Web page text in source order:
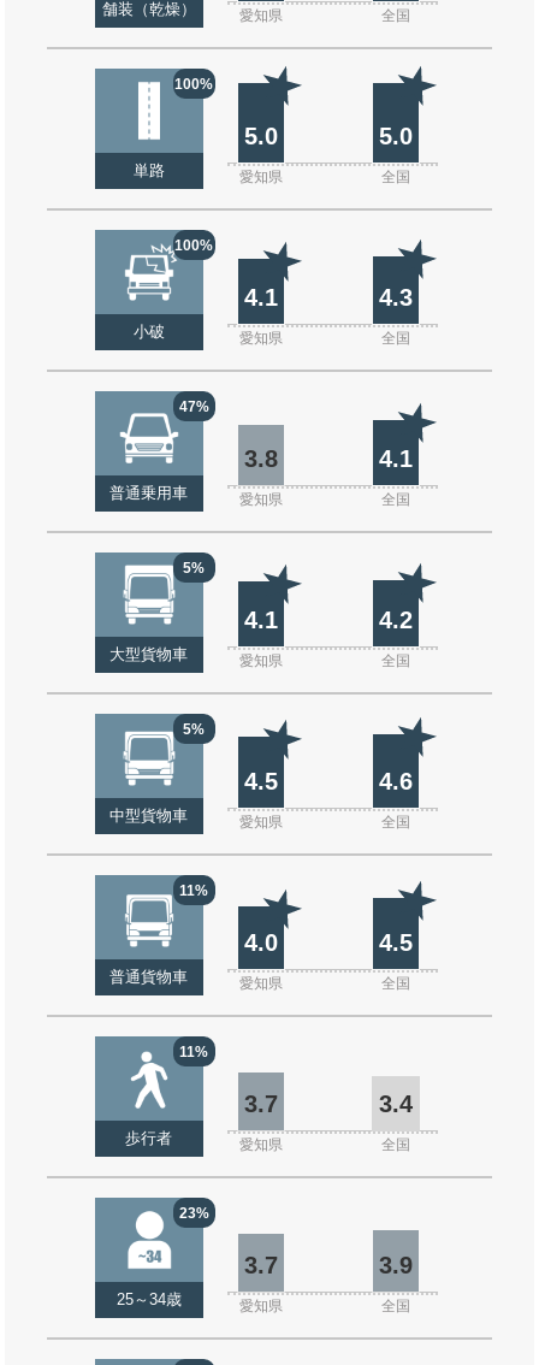
舗装（乾燥） 愛知県 全国
100%
単路
5.0 5.0
愛知県 全国
100%
小破
4.1 4.3
愛知県 全国
47%
普通乗用車
3.8 4.1
愛知県 全国
5%
大型貨物車
4.1 4.2
愛知県 全国
5%
中型貨物車
4.5 4.6
愛知県 全国
11%
普通貨物車
4.0 4.5
愛知県 全国
11%
歩行者
3.7 3.4
愛知県 全国
23%
25～34歳
3.7 3.9
愛知県 全国